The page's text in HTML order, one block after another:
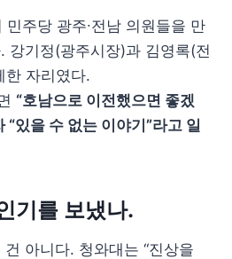
민주당 광주∙전남 의원들을 만
강기정(광주시장)과 김영록(전
한 자리였다.
“호남으로 이전했으면 좋겠
“있을 수 없는 이야기”라고 일
기를 보냈나.
아니다. 청와대는 “진상을